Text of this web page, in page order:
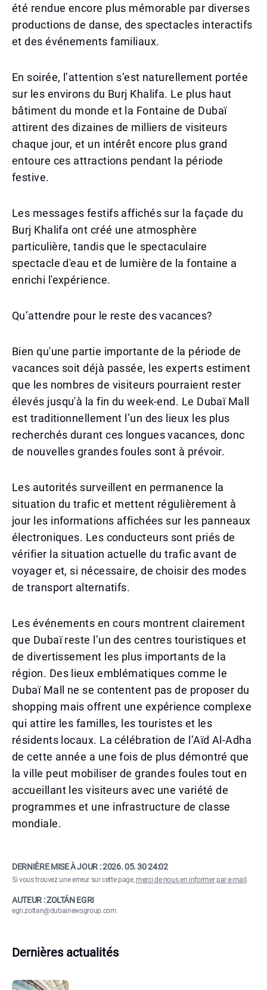
été rendue encore plus mémorable par diverses
productions de danse, des spectacles interactifs
et des événements familiaux.
En soirée, l’attention s’est naturellement portée
sur les environs du Burj Khalifa. Le plus haut
bâtiment du monde et la Fontaine de Dubaï
attirent des dizaines de milliers de visiteurs
chaque jour, et un intérêt encore plus grand
entoure ces attractions pendant la période
festive.
Les messages festifs affichés sur la façade du
Burj Khalifa ont créé une atmosphère
particulière, tandis que le spectaculaire
spectacle d'eau et de lumière de la fontaine a
enrichi l'expérience.
Qu’attendre pour le reste des vacances?
Bien qu'une partie importante de la période de
vacances soit déjà passée, les experts estiment
que les nombres de visiteurs pourraient rester
élevés jusqu'à la fin du week-end. Le Dubaï Mall
est traditionnellement l’un des lieux les plus
recherchés durant ces longues vacances, donc
de nouvelles grandes foules sont à prévoir.
Les autorités surveillent en permanence la
situation du trafic et mettent régulièrement à
jour les informations affichées sur les panneaux
électroniques. Les conducteurs sont priés de
vérifier la situation actuelle du trafic avant de
voyager et, si nécessaire, de choisir des modes
de transport alternatifs.
Les événements en cours montrent clairement
que Dubaï reste l’un des centres touristiques et
de divertissement les plus importants de la
région. Des lieux emblématiques comme le
Dubaï Mall ne se contentent pas de proposer du
shopping mais offrent une expérience complexe
qui attire les familles, les touristes et les
résidents locaux. La célébration de l’Aïd Al-Adha
de cette année a une fois de plus démontré que
la ville peut mobiliser de grandes foules tout en
accueillant les visiteurs avec une variété de
programmes et une infrastructure de classe
mondiale.
DERNIÈRE MISE À JOUR :2026. 05. 30 24:02
Si vous trouvez une erreur sur cette page,merci de nous en informer par e-mail .
AUTEUR : ZOLTÁN EGRI
egri.zoltan@dubainewsgroup.com
Dernières actualités